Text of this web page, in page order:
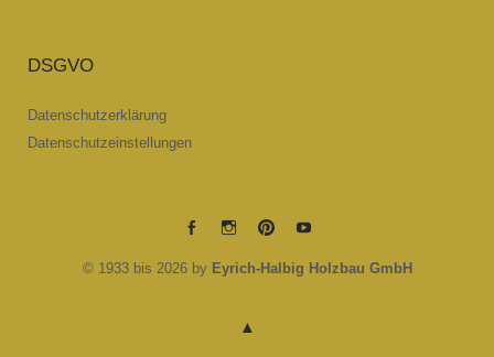
DSGVO
Datenschutzerklärung
Datenschutzeinstellungen
EYRICH-EYRICH-EYRICH-EYRICH-
© 1933 bis 2026 by Eyrich-Halbig Holzbau GmbH